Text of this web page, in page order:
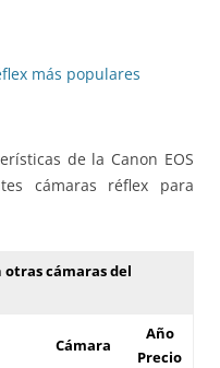
más populares
de la Canon EOS
cámaras réflex para
otras cámaras del
Cámara
Año
Precio